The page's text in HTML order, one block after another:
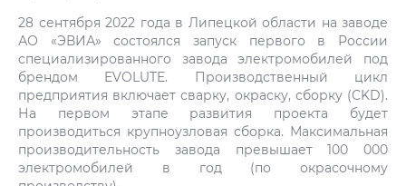
28 сентября 2022 года в Липецкой области на заводе
АО «ЭВИА» состоялся запуск первого в России
специализированного завода электромобилей под
брендом EVOLUTE. Производственный цикл
предприятия включает сварку, окраску, сборку (CKD).
На первом этапе развития проекта будет
производиться крупноузловая сборка. Максимальная
производительность завода превышает 100 000
электромобилей в год (по окрасочному